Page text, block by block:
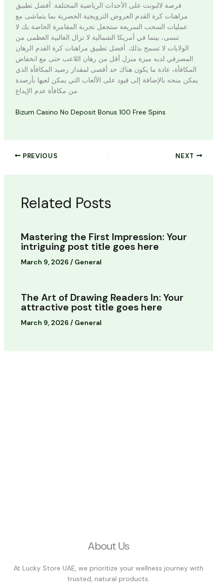
فرصة لالبونت على الأحداث الرياضية المختلفة. أفضل تطبيق
مراهنات كرة القدم العروض الترويجية الحصرية بما يتماشى مع
عمليات السحب السريعة ستجعل تجربة المقامرة الخاصة بك لا
تنسى، بينما في أمريكا الشمالية لا تزال الغالبية العظمى من
الولايات لا تسمح بذلك. أفضل تطبيق مراهنات كرة القدم الرهان
المصرفي لديه ميزة منزل أقل من رهان اللاعب حتى مع انخفاض
المكافأة، عادة ما يكون هناك حد أقصى لمقدار رصيد المكافأة الذي
يمكن منحه بالإضافة إلى قيود على الألعاب التي يمكن لعبها بأرصدة
من مكافأة عدم الإيداع.
Bizum Casino No Deposit Bonus 100 Free Spins
PREVIOUS NEXT
Related Posts
Mastering the First Impression: Your
intriguing post title goes here
March 9, 2026 / General
The Art of Drawing Readers In: Your
attractive post title goes here
March 9, 2026 / General
About Us
At Lucky Store UAE, we prioritize your wellness journey with
trusted, natural products.